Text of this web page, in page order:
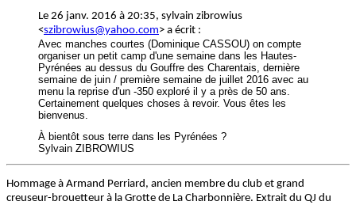
Le 26 janv. 2016 à 20:35, sylvain zibrowius
<
> a écrit :
Avec manches courtes (Dominique CASSOU) on compte
organiser un petit camp d'une semaine dans les Hautes-
Pyrénées au dessus du Gouffre des Charentais, dernière
semaine de juin / première semaine de juillet 2016 avec au
menu la reprise d'un -350 exploré il y a près de 50 ans.
Certainement quelques choses à revoir. Vous êtes les
bienvenus.
À bientôt sous terre dans les Pyrénées ?
Sylvain ZIBROWIUS
Hommage à Armand Perriard, ancien membre du club et grand
creuseur-brouetteur à la Grotte de La Charbonnière. Extrait du QJ du